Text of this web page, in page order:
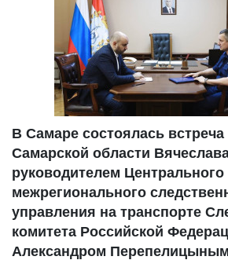
В Самаре состоялась встреча
Самарской области
руководителем Центрального
межрегионального
управления на транспорте
комитета Российской
Александром